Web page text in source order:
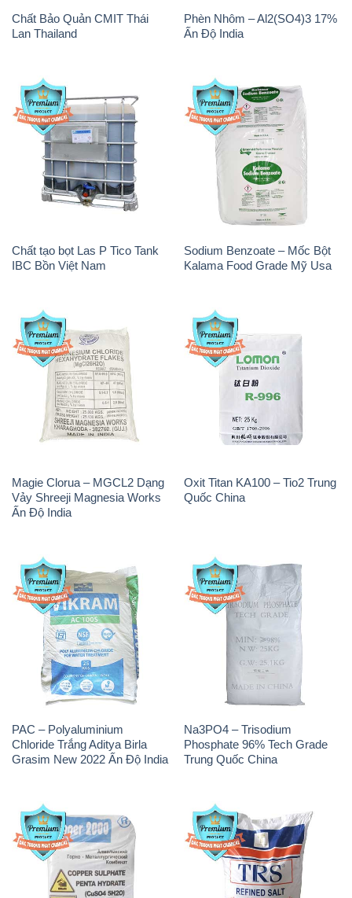
Chất Bảo Quản CMIT Thái
Lan Thailand
Phèn Nhôm – Al2(SO4)3 17%
Ấn Độ India
Chất tạo bọt Las P Tico Tank
IBC Bồn Việt Nam
Sodium Benzoate – Mốc Bột
Kalama Food Grade Mỹ Usa
Magie Clorua – MGCL2 Dạng
Vảy Shreeji Magnesia Works
Ấn Độ India
Oxit Titan KA100 – Tio2 Trung
Quốc China
PAC – Polyaluminium
Chloride Trắng Aditya Birla
Grasim New 2022 Ấn Độ India
Na3PO4 – Trisodium
Phosphate 96% Tech Grade
Trung Quốc China